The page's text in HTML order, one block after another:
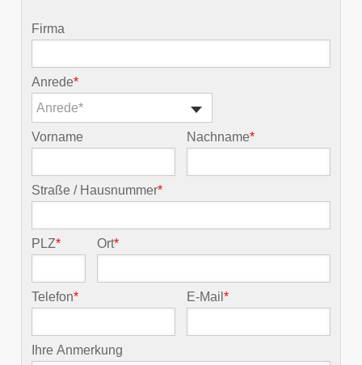
Firma
Anrede*
Anrede*
Vorname Nachname*
Straße / Hausnummer*
PLZ* Ort*
Telefon* E-Mail*
Ihre Anmerkung